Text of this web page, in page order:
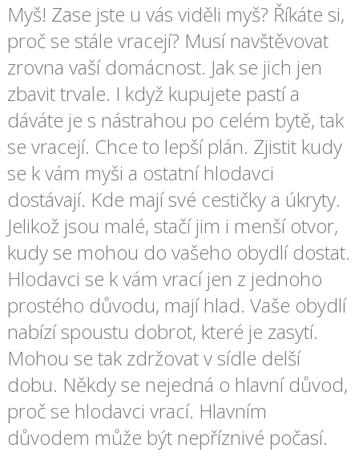
Myš! Zase jste u vás viděli myš? Říkáte si,
proč se stále vracejí? Musí navštěvovat
zrovna vaší domácnost. Jak se jich jen
zbavit trvale. I když kupujete pastí a
dáváte je s nástrahou po celém bytě, tak
se vracejí. Chce to lepší plán. Zjistit kudy
se k vám myši a ostatní hlodavci
dostávají. Kde mají své cestičky a úkryty.
Jelikož jsou malé, stačí jim i menší otvor,
kudy se mohou do vašeho obydlí dostat.
Hlodavci se k vám vrací jen z jednoho
prostého důvodu, mají hlad. Vaše obydlí
nabízí spoustu dobrot, které je zasytí.
Mohou se tak zdržovat v sídle delší
dobu. Někdy se nejedná o hlavní důvod,
proč se hlodavci vrací. Hlavním
důvodem může být nepříznivé počasí.